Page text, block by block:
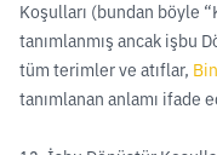
Koşulları (bundan böyle
tanımlanmış ancak işbu
tüm terimler ve atıflar,
tanımlanan anlamı ifade